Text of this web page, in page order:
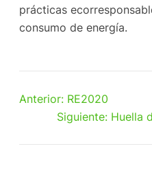
prácticas
consumo de energía.
Anterior: RE2020
Siguiente: Huella